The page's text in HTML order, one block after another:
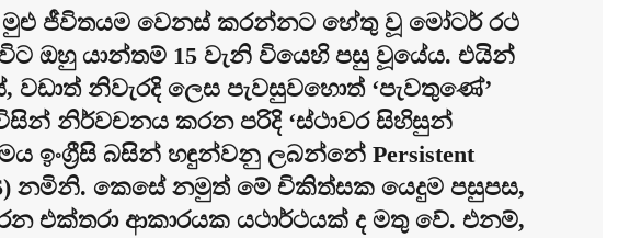
ජීවිතයම වෙනස් කරන්නට හේතු වූ මෝටර් රථ
ඔහු යාන්තම් 15 වැනි වියෙහි පසු වූයේය. එයින්
වඩාත් නිවැරදි ලෙස පැවසුවහොත් ‘පැවතුණේ’
නිර්වචනය කරන පරිදි ‘ස්ථාවර සිහිසුන්
ඉංග්‍රීසි බසින් හඳුන්වනු ලබන්නේ Persistent
නමිනි. කෙසේ නමුත් මේ චිකිත්සක යෙදුම පසුපස,
එක්තරා ආකාරයක යථාර්ථයක් ද මතු වේ. එනම්,